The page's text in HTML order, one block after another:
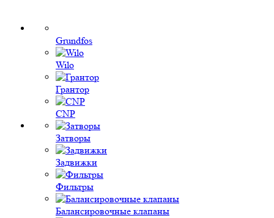
Grundfos
Wilo
Грантор
CNP
Затворы
Задвижки
Фильтры
Балансировочные клапаны